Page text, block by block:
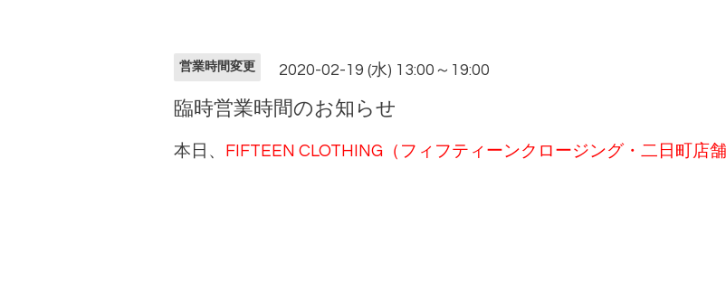
営業時間変更 2020-02-19 (水) 13:00～19:00
臨時営業時間のお知らせ
本日、 FIFTEEN CLOTHING（フィフティーンクロージング・二日町店舗